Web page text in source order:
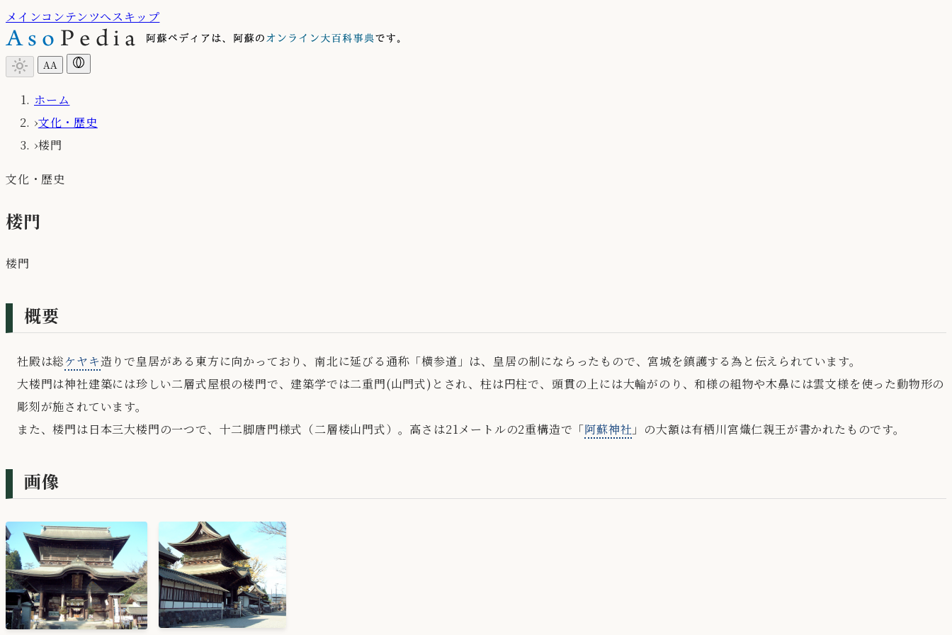
メインコンテンツへスキップ
light_mode AA
ホーム
›文化・歴史
›楼門
文化・歴史
楼門
楼門
概要
社殿は総ケヤキ造りで皇居がある東方に向かっており、南北に延びる通称「横参道」は、皇居の制にならったもので、宮城を鎮護する為と伝えられています。
大楼門は神社建築には珍しい二層式屋根の楼門で、建築学では二重門(山門式)とされ、柱は円柱で、頭貫の上には大輪がのり、和様の組物や木鼻には雲文様を使った動物形の
彫刻が施されています。
また、楼門は日本三大楼門の一つで、十二脚唐門様式（二層楼山門式）。高さは21メートルの2重構造で「阿蘇神社 」の大額は有栖川宮熾仁親王が書かれたものです。
画像